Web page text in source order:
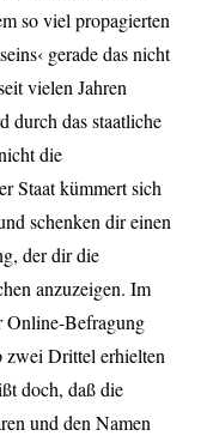
so viel propagierten
gerade das nicht
vielen Jahren
durch das staatliche
die
Staat kümmert sich
schenken dir einen
der dir die
anzuzeigen. Im
Online-Befragung
Drittel erhielten
doch, daß die
und den Namen